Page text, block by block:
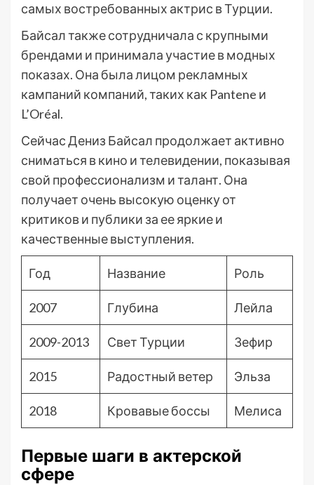
самых востребованных актрис в Турции.
Байсал также сотрудничала с крупными
брендами и принимала участие в модных
показах. Она была лицом рекламных
кампаний компаний, таких как Pantene и
L’Oréal.
Сейчас Дениз Байсал продолжает активно
сниматься в кино и телевидении, показывая
свой профессионализм и талант. Она
получает очень высокую оценку от
критиков и публики за ее яркие и
качественные выступления.
Год Название Роль
2007 Глубина Лейла
2009-2013 Свет Турции Зефир
2015 Радостный ветер Эльза
2018 Кровавые боссы Мелиса
Первые шаги в актерской
сфере